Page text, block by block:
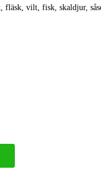
vilt, fisk, skaldjur,